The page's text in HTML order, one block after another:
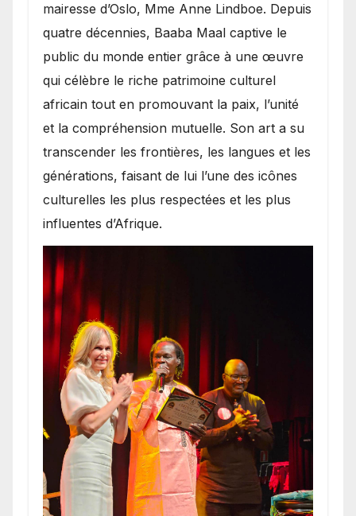
mairesse d’Oslo, Mme Anne Lindboe. Depuis
quatre décennies, Baaba Maal captive le
public du monde entier grâce à une œuvre
qui célèbre le riche patrimoine culturel
africain tout en promouvant la paix, l’unité
et la compréhension mutuelle. Son art a su
transcender les frontières, les langues et les
générations, faisant de lui l’une des icônes
culturelles les plus respectées et les plus
influentes d’Afrique.